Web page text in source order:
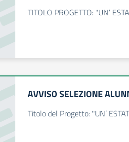
TITOLO PROGETTO: "UN’
AVVISO SELEZIONE
Titolo del Progetto: "UN’